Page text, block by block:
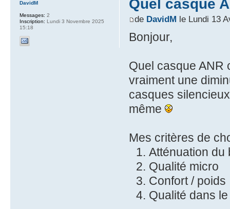
Quel casque
de DavidM le Lundi 13
Bonjour,
Quel casque ANR
vraiment une
casques
même
Mes critères de
Atténuation du
Qualité micro
Confort / poids
Qualité dans
DavidM
Messages: 2
Inscription: Lundi 3 Novembre 2025
15:18